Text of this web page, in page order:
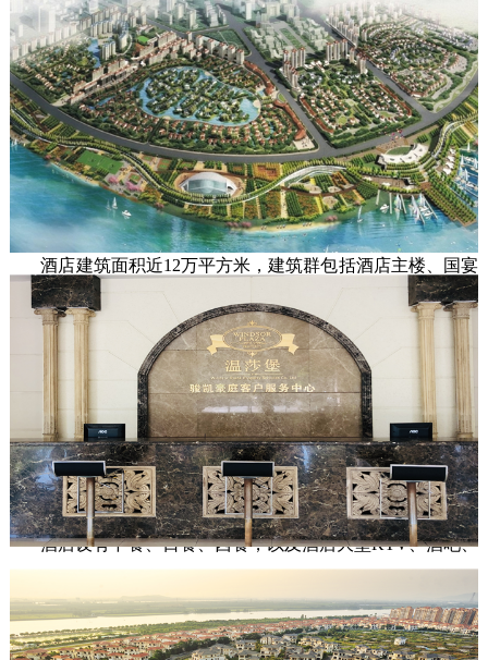
幸福感的高质量教育！
查看更多
江门市名冠金凯悦大酒店有限公司，
是名冠金凯悦酒店集团下辖企业，是一家
集餐饮、旅业、会议、休闲娱乐为一体的
豪华涉外型国际商务五星标准酒店。
       酒店建筑面积近12万平方米，建筑群包括酒店主楼、国宴
饭店、总统别墅群、国君KTV及edc酒吧，建筑设计独具匠
心，现代与典雅交融，交相辉映。主楼高26层，拥有豪华客
房500多间，设计温馨典雅，设备设施齐全，为客户提供宾至
如归的舒适体验。
       酒店拥有大型多功能国际宴会厅可同时接待1500人的宴会
或会议，另设有10多个不同规格的会议室。会议场所设施先
进、功能齐全，为客户提供“一站式”专家会议服务。
       酒店设有中餐、日餐、西餐，以及酒店大型KTV、酒吧、
俱全，为客户提供专属的放松空间。
       酒店坐落于江门市北新区CBD商圈，邻近万达广场、汇悦